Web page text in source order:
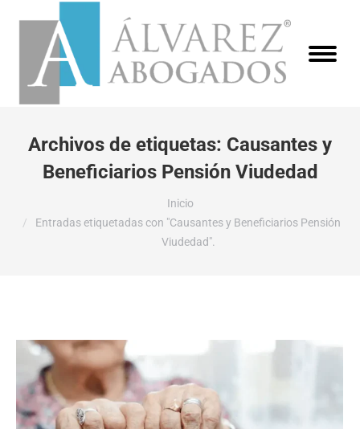
Archivos de etiquetas: Causantes y
Beneficiarios Pensión Viudedad
Inicio
Entradas etiquetadas con "Causantes y Beneficiarios Pensión
Viudedad".